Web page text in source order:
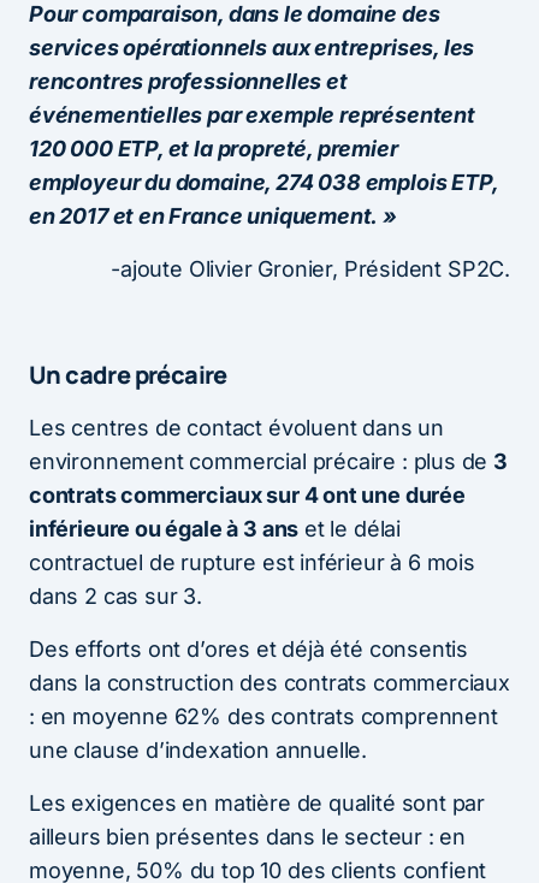
Pour comparaison, dans le domaine des
services opérationnels aux entreprises, les
rencontres professionnelles et
événementielles par exemple représentent
120 000 ETP, et la propreté, premier
employeur du domaine, 274 038 emplois ETP,
en 2017 et en France uniquement. »
-ajoute Olivier Gronier, Président SP2C.
Un cadre précaire
Les centres de contact évoluent dans un
environnement commercial précaire : plus de 3
contrats commerciaux sur 4 ont une durée
inférieure ou égale à 3 ans et le délai
contractuel de rupture est inférieur à 6 mois
dans 2 cas sur 3.
Des efforts ont d’ores et déjà été consentis
dans la construction des contrats commerciaux
: en moyenne 62% des contrats comprennent
une clause d’indexation annuelle.
Les exigences en matière de qualité sont par
ailleurs bien présentes dans le secteur : en
moyenne, 50% du top 10 des clients confient